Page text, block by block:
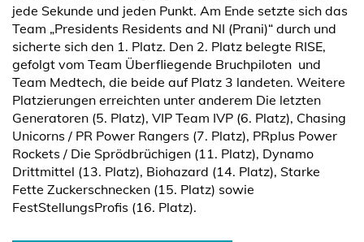
jede Sekunde und jeden Punkt. Am Ende setzte sich das
Team „Presidents Residents and NI (Prani)“ durch und
sicherte sich den 1. Platz. Den 2. Platz belegte RISE,
gefolgt vom Team Überfliegende Bruchpiloten und
Team Medtech, die beide auf Platz 3 landeten. Weitere
Platzierungen erreichten unter anderem Die letzten
Generatoren (5. Platz), VIP Team IVP (6. Platz), Chasing
Unicorns / PR Power Rangers (7. Platz), PRplus Power
Rockets / Die Sprödbrüchigen (11. Platz), Dynamo
Drittmittel (13. Platz), Biohazard (14. Platz), Starke
Fette Zuckerschnecken (15. Platz) sowie
FestStellungsProfis (16. Platz).